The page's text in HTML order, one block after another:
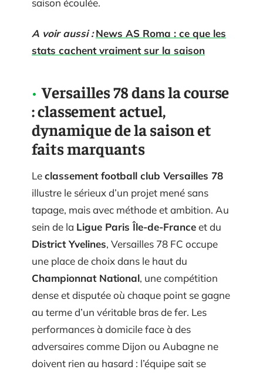
saison écoulée.
A voir aussi : News AS Roma : ce que les
stats cachent vraiment sur la saison
Versailles 78 dans la course
: classement actuel,
dynamique de la saison et
faits marquants
Leclassement football club Versailles 78
illustre le sérieux d’un projet mené sans
tapage, mais avec méthode et ambition. Au
sein de la Ligue Paris Île-de-Franceet du
District Yvelines, Versailles 78 FC occupe
une place de choix dans le haut du
Championnat National, une compétition
dense et disputée où chaque point se gagne
au terme d’un véritable bras de fer. Les
performances à domicile face à des
adversaires comme Dijon ou Aubagne ne
doivent rien au hasard : l’équipe sait se